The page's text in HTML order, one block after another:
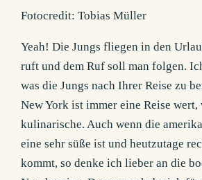
Fotocredit: Tobias Müller
Yeah! Die Jungs fliegen in den
ruft und dem Ruf soll man folgen.
was die Jungs nach Ihrer Reise zu
New York ist immer eine Reise
kulinarische. Auch wenn die
eine sehr süße ist und heutzutage
kommt, so denke ich lieber an die